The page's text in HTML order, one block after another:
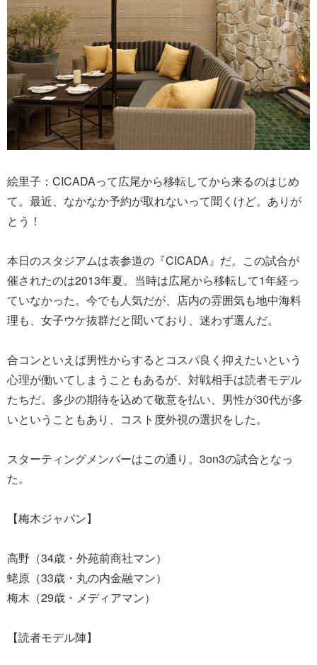
絵里子：CICADAって広尾から移転してから来るのはじめ
て。最近、なかなか予約が取れないって聞くけど。ありが
とう！
本日のスタジアムは表参道の『CICADA』だ。この試合が
催されたのは2013年夏。当時は広尾から移転して1年経っ
ていなかった。今でも人気だが、店内の雰囲気も地中海料
理も、女子ウケ抜群だと聞いており、迷わず選んだ。
合コンといえば男性からするとコスパ良く抑えたいという
心理が働いてしまうこともあるが、対戦相手は読者モデル
たちだ。多少の期待を込めて敬意を払い、男性が30代が多
いということもあり、コスト度外視の選択をした。
スターティングメンバーはこの通り。3on3の試合となっ
た。
【梅木ジャパン】
高野（34歳・外苑前商社マン）
蛯原（33歳・丸の内金融マン）
梅木（29歳・メディアマン）
【読者モデル陣】